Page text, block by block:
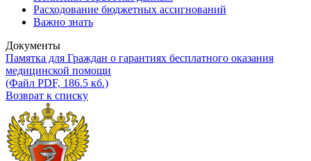
Расходование бюджетных ассигнований
Важно знать
Документы
Памятка для Граждан о гарантиях бесплатного оказания
медицинской помощи
(Файл PDF, 186.5 кб.)
Возврат к списку